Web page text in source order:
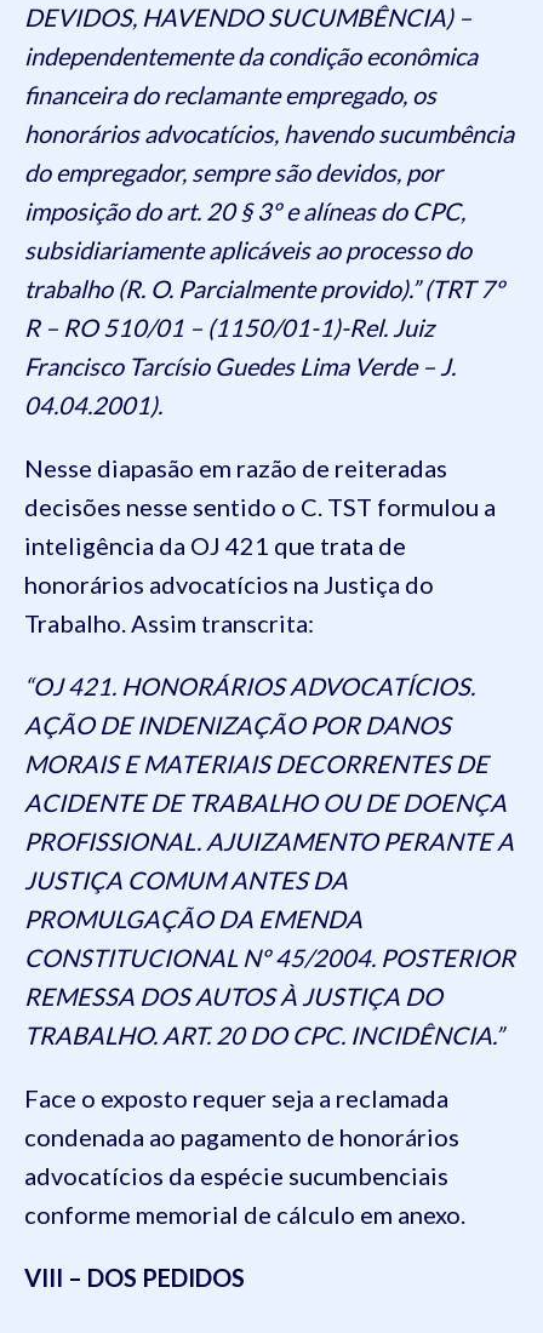
DEVIDOS, HAVENDO SUCUMBÊNCIA) –
independentemente da condição econômica
financeira do reclamante empregado, os
honorários advocatícios, havendo sucumbência
do empregador, sempre são devidos, por
imposição do art. 20 § 3º e alíneas do CPC,
subsidiariamente aplicáveis ao processo do
trabalho (R. O. Parcialmente provido).” (TRT 7º
R – RO 510/01 – (1150/01-1)-Rel. Juiz
Francisco Tarcísio Guedes Lima Verde – J.
04.04.2001).
Nesse diapasão em razão de reiteradas
decisões nesse sentido o C. TST formulou a
inteligência da OJ 421 que trata de
honorários advocatícios na Justiça do
Trabalho. Assim transcrita:
“OJ 421. HONORÁRIOS ADVOCATÍCIOS.
AÇÃO DE INDENIZAÇÃO POR DANOS
MORAIS E MATERIAIS DECORRENTES DE
ACIDENTE DE TRABALHO OU DE DOENÇA
PROFISSIONAL. AJUIZAMENTO PERANTE A
JUSTIÇA COMUM ANTES DA
PROMULGAÇÃO DA EMENDA
CONSTITUCIONAL Nº 45/2004. POSTERIOR
REMESSA DOS AUTOS À JUSTIÇA DO
TRABALHO. ART. 20 DO CPC. INCIDÊNCIA.”
Face o exposto requer seja a reclamada
condenada ao pagamento de honorários
advocatícios da espécie sucumbenciais
conforme memorial de cálculo em anexo.
VIII – DOS PEDIDOS